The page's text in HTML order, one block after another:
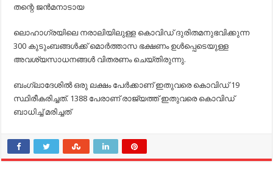
തന്റെ ജൻമനാടായ
ലൊഹാഗ്രയിലെ നരാലിയിലുള്ള കൊവിഡ് ദുരിതമനുഭവിക്കുന്ന
300 കുടുംബങ്ങൾക്ക് മൊർത്താസ ഭക്ഷണം ഉൾപ്പെടെയുള്ള
അവശ്യസാധനങ്ങൾ വിതരണം ചെയ്തിരുന്നു.
ബംഗ്ലാദേശിൽ ഒരു ലക്ഷം പേർക്കാണ് ഇതുവരെ കൊവിഡ് 19
സ്ഥിരീകരിച്ചത്. 1388 പേരാണ് രാജ്യത്ത് ഇതുവരെ കൊവിഡ്
ബാധിച്ച്‌ മരിച്ചത്